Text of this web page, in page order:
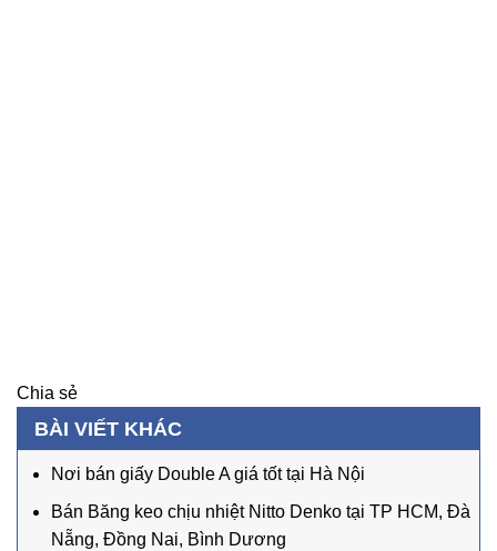
Chia sẻ
BÀI VIẾT KHÁC
Nơi bán giấy Double A giá tốt tại Hà Nội
Bán Băng keo chịu nhiệt Nitto Denko tại TP HCM, Đà
Nẵng, Đồng Nai, Bình Dương